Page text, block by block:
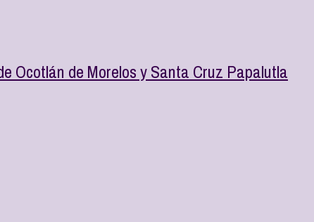
Ocotlán de Morelos y Santa Cruz Papalutla